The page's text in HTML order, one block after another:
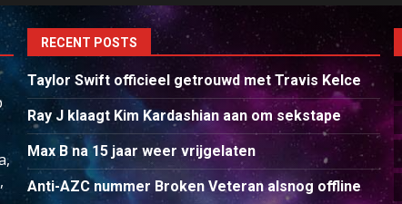
RECENT POSTS
Taylor Swift officieel getrouwd met Travis Kelce
Ray J klaagt Kim Kardashian aan om sekstape
Max B na 15 jaar weer vrijgelaten
Anti-AZC nummer Broken Veteran alsnog offline